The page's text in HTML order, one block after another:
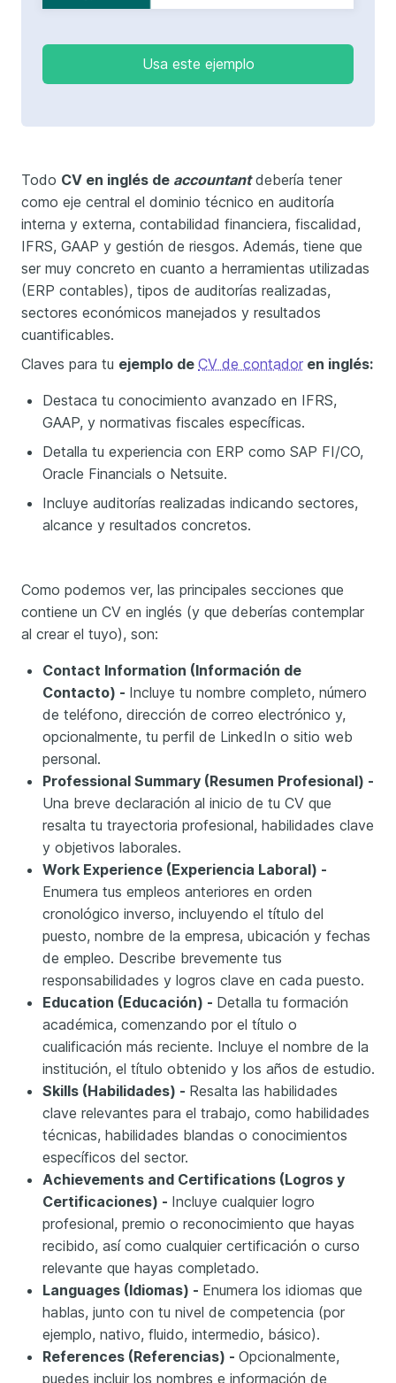
Usa este ejemplo
Todo CV en inglés de accountantdebería tener
como eje central el dominio técnico en auditoría
interna y externa, contabilidad financiera, fiscalidad,
IFRS, GAAP y gestión de riesgos. Además, tiene que
ser muy concreto en cuanto a herramientas utilizadas
(ERP contables), tipos de auditorías realizadas,
sectores económicos manejados y resultados
cuantificables.
Claves para tu ejemplo de CV de contador en inglés:
Destaca tu conocimiento avanzado en IFRS,
GAAP, y normativas fiscales específicas.
Detalla tu experiencia con ERP como SAP FI/CO,
Oracle Financials o Netsuite.
Incluye auditorías realizadas indicando sectores,
alcance y resultados concretos.
Como podemos ver, las principales secciones que
contiene un CV en inglés (y que deberías contemplar
al crear el tuyo), son:
Contact Information (Información de
Contacto) - Incluye tu nombre completo, número
de teléfono, dirección de correo electrónico y,
opcionalmente, tu perfil de LinkedIn o sitio web
personal.
Professional Summary (Resumen Profesional) -
Una breve declaración al inicio de tu CV que
resalta tu trayectoria profesional, habilidades clave
y objetivos laborales.
Work Experience (Experiencia Laboral) -
Enumera tus empleos anteriores en orden
cronológico inverso, incluyendo el título del
puesto, nombre de la empresa, ubicación y fechas
de empleo. Describe brevemente tus
responsabilidades y logros clave en cada puesto.
Education (Educación) - Detalla tu formación
académica, comenzando por el título o
cualificación más reciente. Incluye el nombre de la
institución, el título obtenido y los años de estudio.
Skills (Habilidades) - Resalta las habilidades
clave relevantes para el trabajo, como habilidades
técnicas, habilidades blandas o conocimientos
específicos del sector.
Achievements and Certifications (Logros y
Certificaciones) - Incluye cualquier logro
profesional, premio o reconocimiento que hayas
recibido, así como cualquier certificación o curso
relevante que hayas completado.
Languages (Idiomas) - Enumera los idiomas que
hablas, junto con tu nivel de competencia (por
ejemplo, nativo, fluido, intermedio, básico).
References (Referencias) - Opcionalmente,
puedes incluir los nombres e información de